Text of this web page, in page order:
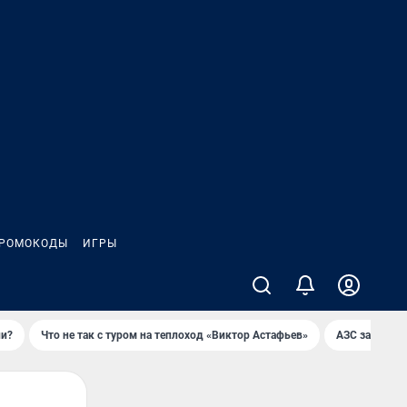
ИГРЫ
Что не так с туром на теплоход «Виктор Астафьев» AЗС